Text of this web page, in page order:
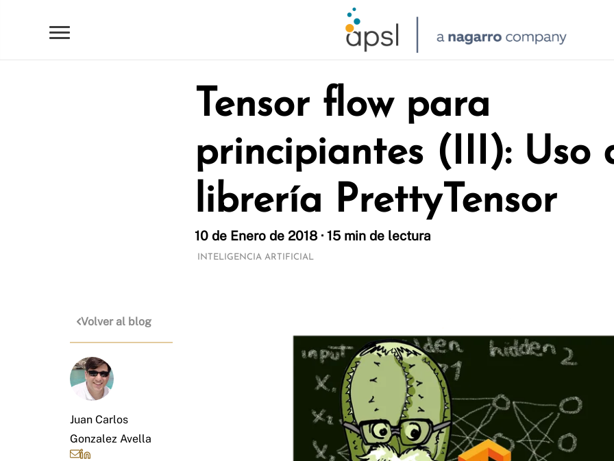
Volver al blog
Juan Carlos
Gonzalez Avella
Tensor flow para
principiantes (III): Uso
librería PrettyTensor
10 de Enero de 2018 · 15 min de lectura
INTELIGENCIA ARTIFICIAL